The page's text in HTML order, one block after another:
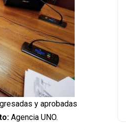
y aprobadas
Agencia UNO.